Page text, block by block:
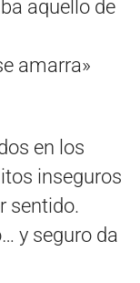
aquello de
amarra»
en los
inseguros
sentido.
y seguro da